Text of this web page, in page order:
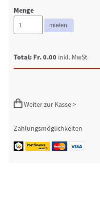
Menge
Total: Fr. 0.00 inkl. MwSt
Weiter zur Kasse >
Zahlungsmöglichkeiten